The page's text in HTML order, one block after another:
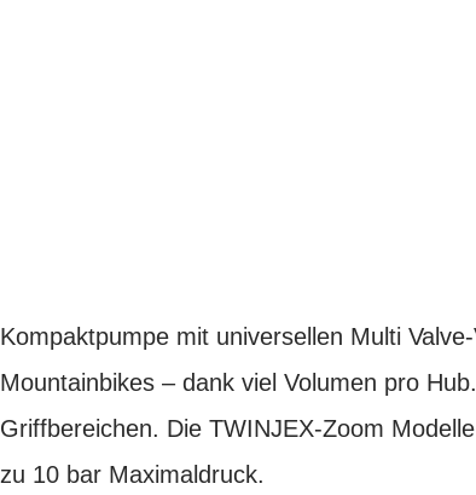
Kompaktpumpe mit universellen Multi
Mountainbikes – dank viel Volumen pro
Griffbereichen. Die TWINJEX-Zoom
zu 10 bar Maximaldruck.